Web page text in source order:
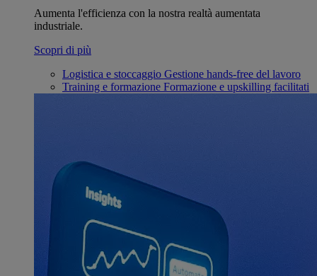
Aumenta l'efficienza con la nostra realtà aumentata
industriale.
Scopri di più
Logistica e stoccaggio Gestione hands-free del lavoro
Training e formazione Formazione e upskilling facilitati